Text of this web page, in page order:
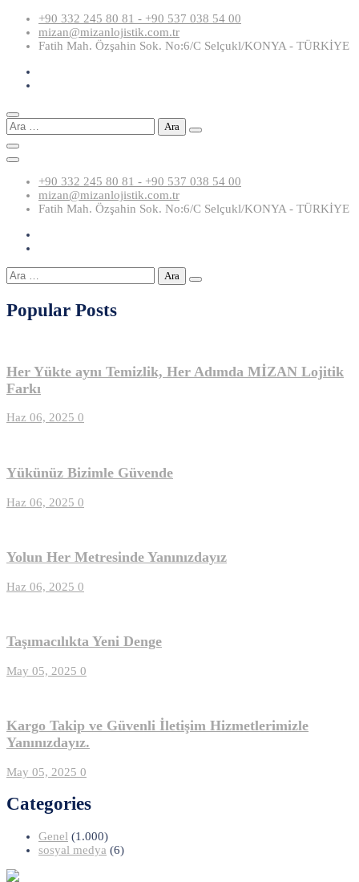
Skip
content
+90 332 245 80 81 - +90 537 038 54 00
mizan@mizanlojistik.com.tr
Fatih Mah. Özşahin Sok. No:6/C Selçukl/KONYA - TÜRKİYE
Arama:
+90 332 245 80 81 - +90 537 038 54 00
mizan@mizanlojistik.com.tr
Fatih Mah. Özşahin Sok. No:6/C Selçukl/KONYA - TÜRKİYE
Arama:
Popular Posts
Her Yükte aynı Temizlik, Her Adımda MİZAN Lojitik
Farkı
Haz 06, 2025 0
Yükünüz Bizimle Güvende
Haz 06, 2025 0
Yolun Her Metresinde Yanınızdayız
Haz 06, 2025 0
Taşımacılıkta Yeni Denge
May 05, 2025 0
Kargo Takip ve Güvenli İletişim Hizmetlerimizle
Yanınızdayız.
May 05, 2025 0
Categories
Genel (1.000)
sosyal medya (6)